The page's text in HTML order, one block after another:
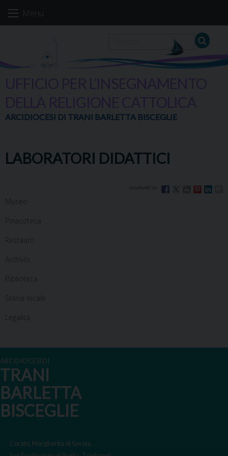
Menu
ARCIDIOCESI DI TRANI BARLETTA BISCEGLIE
LABORATORI DIDATTICI
Museo
Pinacoteca
Restauro
Archivio
Biblioteca
Storia locale
Legalità
ARCIDIOCESI DI
TRANI
BARLETTA
BISCEGLIE
Corato, Margherita di Savoia,